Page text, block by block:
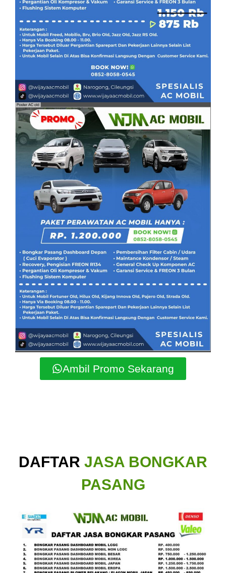
Ambil Promo Sekarang
DAFTAR JASA BONGKAR
PASANG